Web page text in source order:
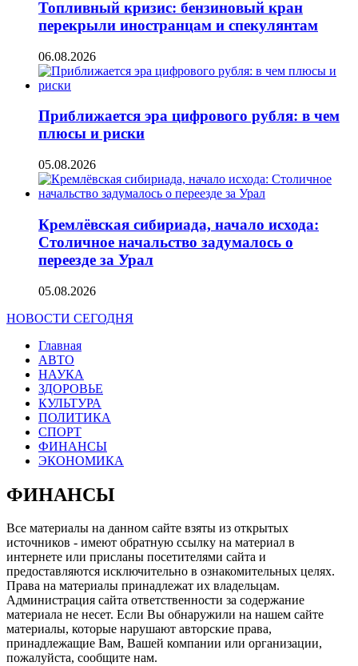
Топливный кризис: бензиновый кран
перекрыли иностранцам и спекулянтам
06.08.2026
Приближается эра цифрового рубля: в чем
плюсы и риски
05.08.2026
Кремлёвская сибириада, начало исхода:
Столичное начальство задумалось о
переезде за Урал
05.08.2026
НОВОСТИ СЕГОДНЯ
Главная
АВТО
НАУКА
ЗДОРОВЬЕ
КУЛЬТУРА
ПОЛИТИКА
СПОРТ
ФИНАНСЫ
ЭКОНОМИКА
ФИНАНСЫ
Все материалы на данном сайте взяты из открытых
источников - имеют обратную ссылку на материал в
интернете или присланы посетителями сайта и
предоставляются исключительно в ознакомительных целях.
Права на материалы принадлежат их владельцам.
Администрация сайта ответственности за содержание
материала не несет. Если Вы обнаружили на нашем сайте
материалы, которые нарушают авторские права,
принадлежащие Вам, Вашей компании или организации,
пожалуйста, сообщите нам.